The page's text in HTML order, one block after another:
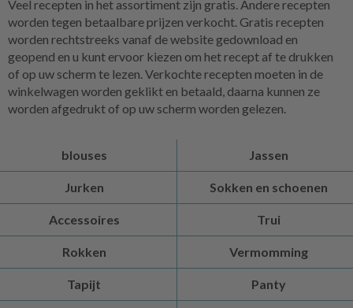
Veel recepten in het assortiment zijn gratis. Andere recepten
worden tegen betaalbare prijzen verkocht. Gratis recepten
worden rechtstreeks vanaf de website gedownload en
geopend en u kunt ervoor kiezen om het recept af te drukken
of op uw scherm te lezen. Verkochte recepten moeten in de
winkelwagen worden geklikt en betaald, daarna kunnen ze
worden afgedrukt of op uw scherm worden gelezen.
blouses Jassen
Jurken Sokken en schoenen
Accessoires Trui
Rokken Vermomming
Tapijt Panty